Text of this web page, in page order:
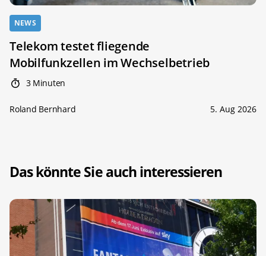
NEWS
Telekom testet fliegende
Mobilfunkzellen im Wechselbetrieb
3 Minuten
Roland Bernhard 5. Aug 2026
Das könnte Sie auch interessieren